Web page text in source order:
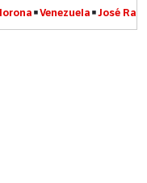
Venezuela José